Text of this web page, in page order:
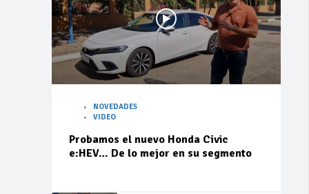
NOVEDADES
VIDEO
Probamos el nuevo Honda Civic
e:HEV… De lo mejor en su segmento